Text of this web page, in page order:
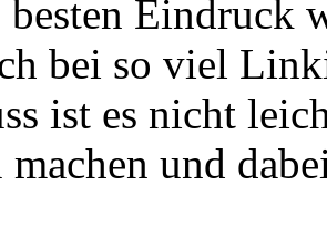
Eindruck
bei so viel
ist es nicht
und